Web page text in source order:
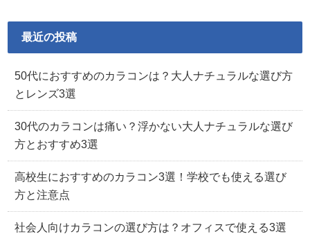
最近の投稿
50代におすすめのカラコンは？大人ナチュラルな選び方
とレンズ3選
30代のカラコンは痛い？浮かない大人ナチュラルな選び
方とおすすめ3選
高校生におすすめのカラコン3選！学校でも使える選び
方と注意点
社会人向けカラコンの選び方は？オフィスで使える3選